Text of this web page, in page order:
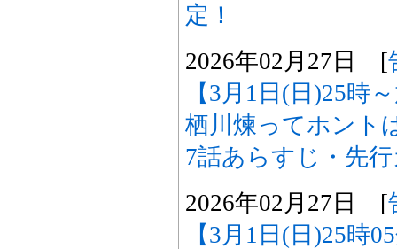
定！
2026年02月27日 [
【3月1日(日)25時
栖川煉ってホント
7話あらすじ・先
2026年02月27日 [
【3月1日(日)25時